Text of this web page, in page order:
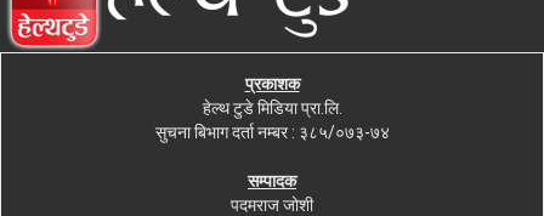
प्रकाशक
हेल्थ टुडे मिडिया प्रा.लि.
सुचना बिभाग दर्ता नम्बर : ३८५/०७३-७४
सम्पादक
पदमराज जोशी